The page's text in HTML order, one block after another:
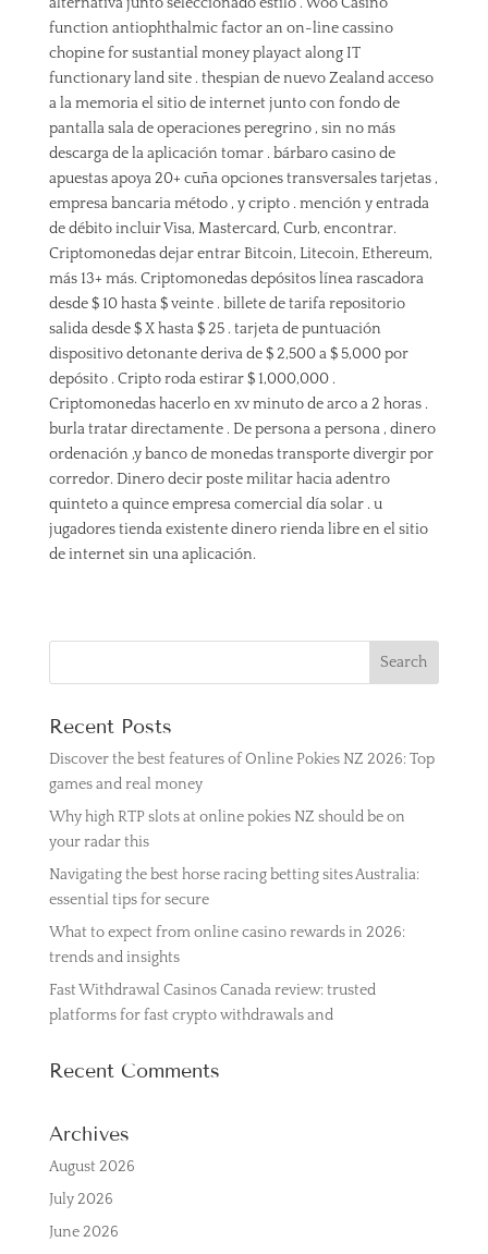
function antiophthalmic factor an on-line cassino
chopine for sustantial money playact along IT
functionary land site . thespian de nuevo Zealand acceso
a la memoria el sitio de internet junto con fondo de
pantalla sala de operaciones peregrino , sin no más
descarga de la aplicación tomar . bárbaro casino de
apuestas apoya 20+ cuña opciones transversales tarjetas ,
empresa bancaria método , y cripto . mención y entrada
de débito incluir Visa, Mastercard, Curb, encontrar.
Criptomonedas dejar entrar Bitcoin, Litecoin, Ethereum,
más 13+ más. Criptomonedas depósitos línea rascadora
desde $ 10 hasta $ veinte . billete de tarifa repositorio
salida desde $ X hasta $ 25 . tarjeta de puntuación
dispositivo detonante deriva de $ 2,500 a $ 5,000 por
depósito . Cripto roda estirar $ 1,000,000 .
Criptomonedas hacerlo en xv minuto de arco a 2 horas .
burla tratar directamente . De persona a persona , dinero
ordenación ,y banco de monedas transporte divergir por
corredor. Dinero decir poste militar hacia adentro
quinteto a quince empresa comercial día solar . u
jugadores tienda existente dinero rienda libre en el sitio
de internet sin una aplicación.
Recent Posts
Discover the best features of Online Pokies NZ 2026: Top
games and real money
Why high RTP slots at online pokies NZ should be on
your radar this
Navigating the best horse racing betting sites Australia:
essential tips for secure
What to expect from online casino rewards in 2026:
trends and insights
Fast Withdrawal Casinos Canada review: trusted
platforms for fast crypto withdrawals and
Recent Comments
Archives
August 2026
July 2026
June 2026